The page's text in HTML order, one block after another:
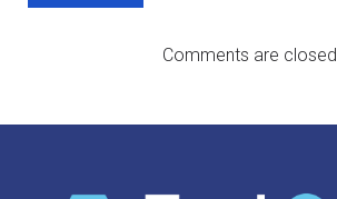
Comments are closed